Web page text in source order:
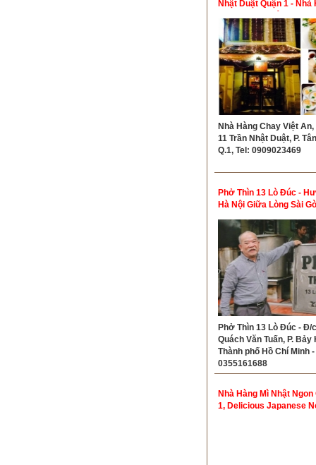
Nhật Duật Quận 1 - Nhà
Nhà Hàng Chay Việt
11 Trần Nhật Duật, P.
Q.1, Tel: 0909023469
Phở Thìn 13 Lò Đúc -
Hà Nội Giữa Lòng Sài
Phở Thìn 13 Lò Đúc - Đ/
Quách Văn Tuấn, P. Bảy
Thành phố Hồ Chí Minh
0355161688
Nhà Hàng Mì Nhật Ngon
1, Delicious Japanese